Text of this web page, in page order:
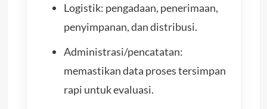
Logistik: pengadaan, penerimaan,
penyimpanan, dan distribusi.
Administrasi/pencatatan:
memastikan data proses tersimpan
rapi untuk evaluasi.